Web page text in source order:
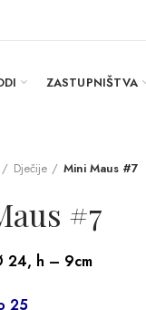
ZASTUPNIŠTVA
Dječije Mini Maus #7
#7
24, h – 9cm
25